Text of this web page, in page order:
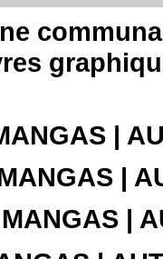
|
|
|